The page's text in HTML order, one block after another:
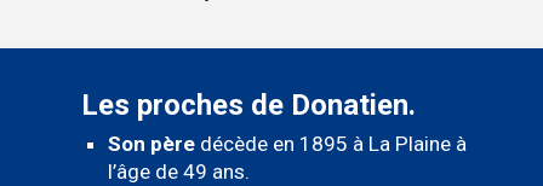
Les proches de Donatien.
Son père décède en 1895 à La Plaine à
l’âge de 49 ans.